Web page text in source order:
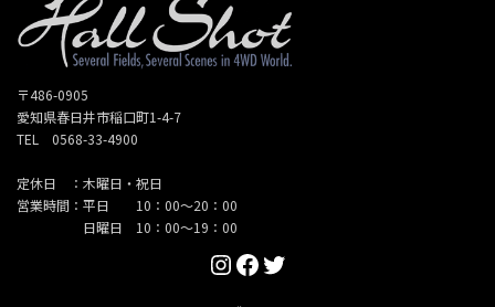
〒486-0905
愛知県春日井市稲口町1-4-7
TEL 0568-33-4900
定休日 ：木曜日・祝日
営業時間：平日 10：00～20：00
日曜日 10：00～19：00
Instagram
Facebook
Twitter